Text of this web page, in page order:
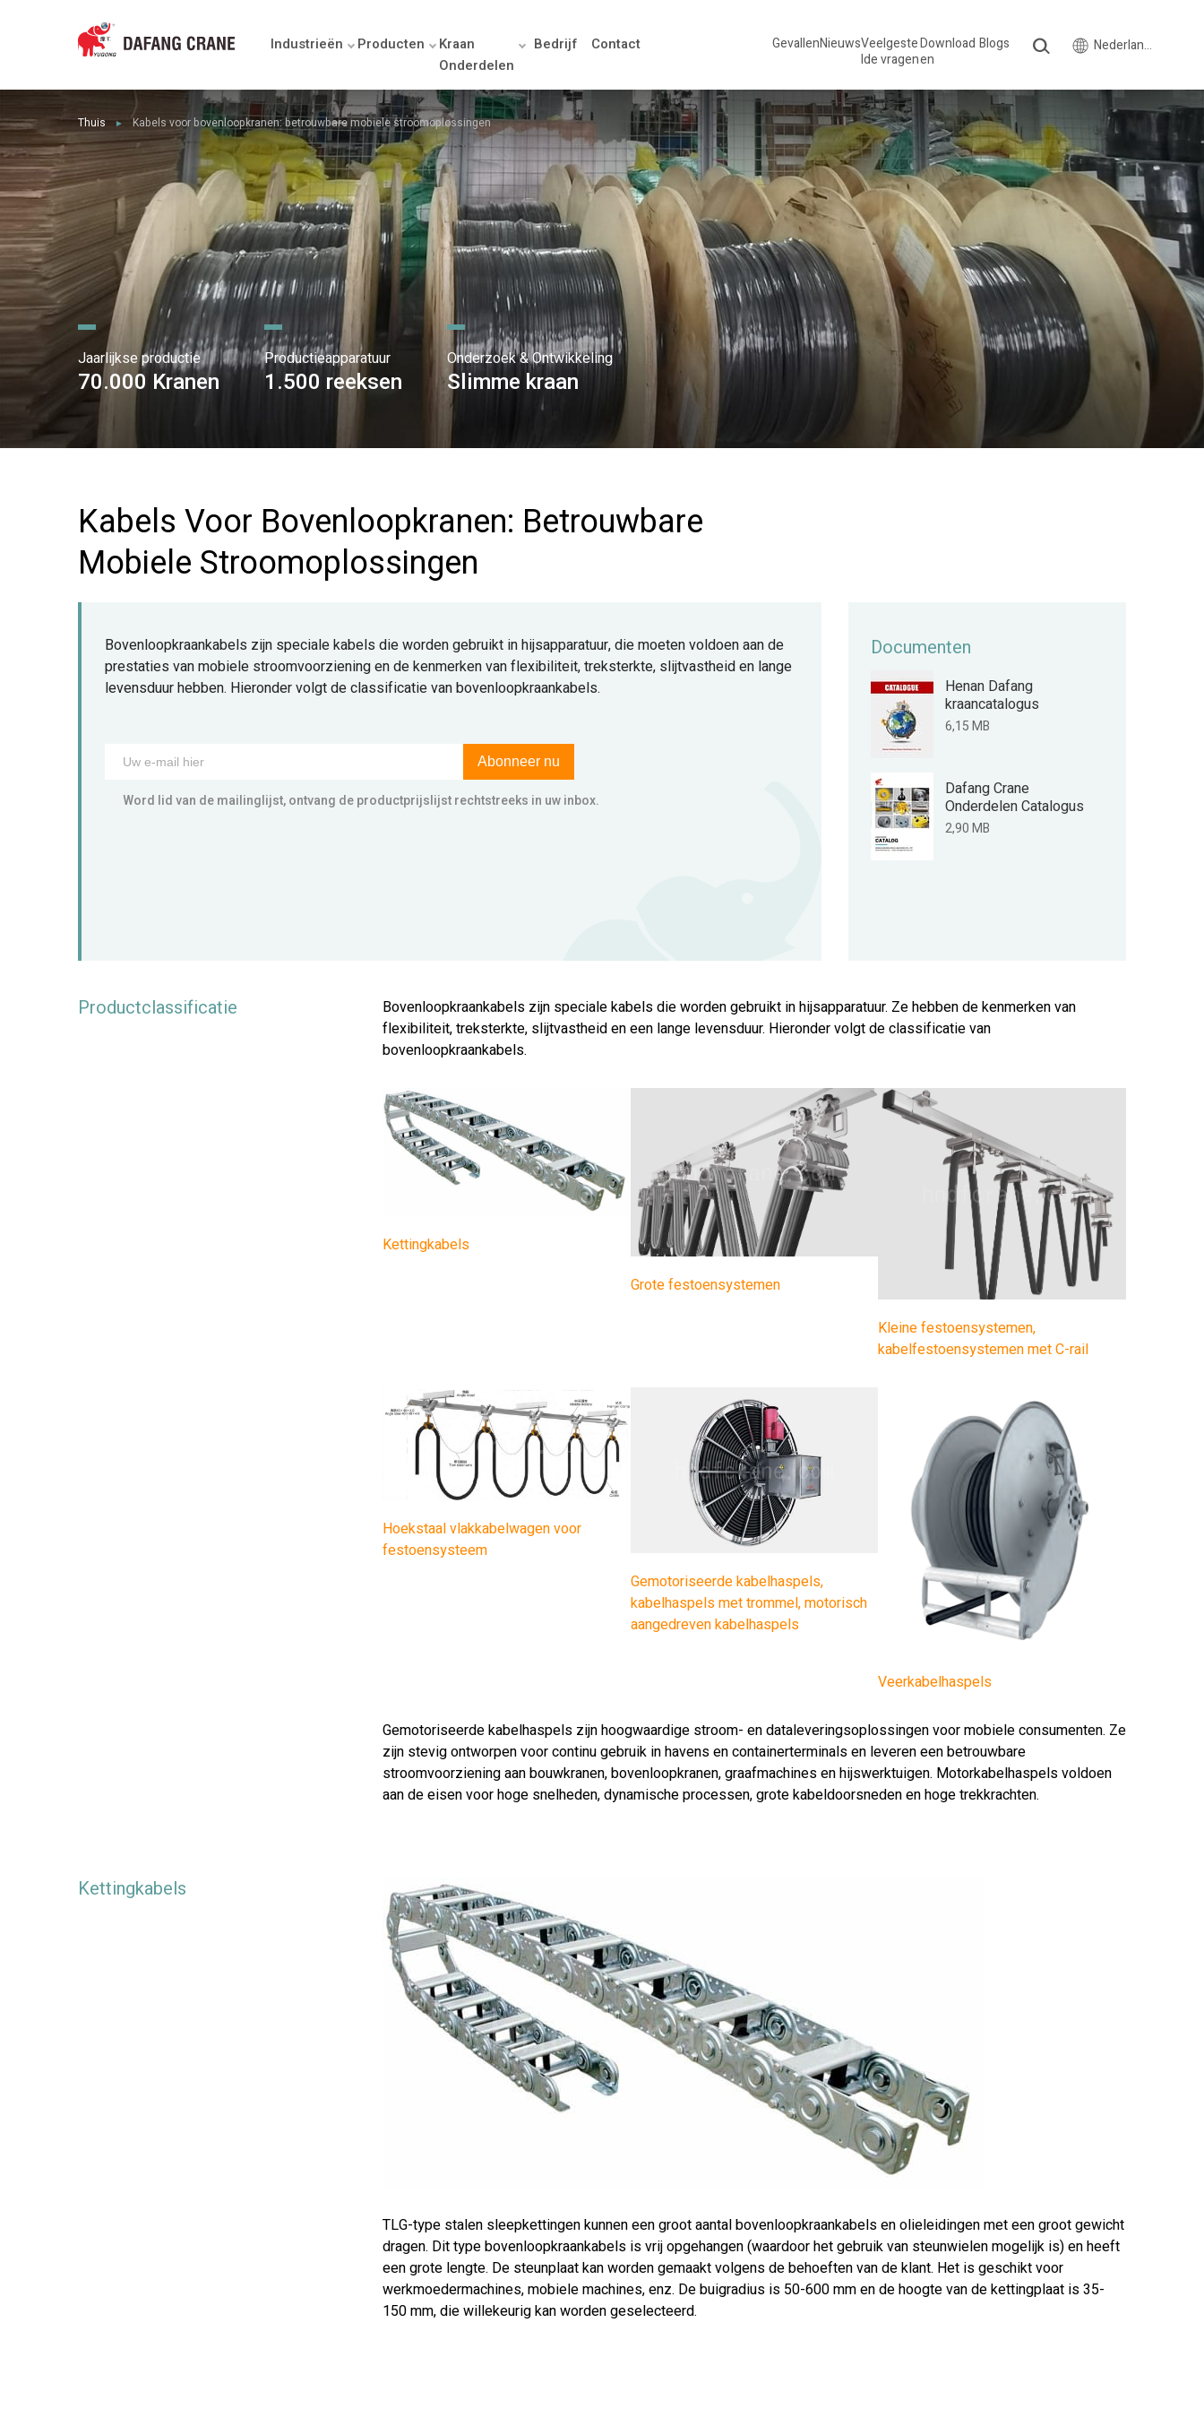
Industrieën Producten
Kraan
Onderdelen
Bedrijf Contact GevallenNieuwsVeelgeste
lde vragen
Download
en
Blogs Nederlands
Thuis ► Kabels voor bovenloopkranen: betrouwbare mobiele stroomoplossingen
Jaarlijkse productie
70.000 Kranen
Productieapparatuur
1.500 reeksen
Onderzoek & Ontwikkeling
Slimme kraan
Kabels Voor Bovenloopkranen: Betrouwbare
Mobiele Stroomoplossingen
Bovenloopkraankabels zijn speciale kabels die worden gebruikt in hijsapparatuur, die moeten voldoen aan de
prestaties van mobiele stroomvoorziening en de kenmerken van flexibiliteit, treksterkte, slijtvastheid en lange
levensduur hebben. Hieronder volgt de classificatie van bovenloopkraankabels.
Abonneer nu
Word lid van de mailinglijst, ontvang de productprijslijst rechtstreeks in uw inbox.
Documenten
Henan Dafang
kraancatalogus
6,15 MB
Dafang Crane
Onderdelen Catalogus
2,90 MB
Productclassificatie
Bovenloopkraankabels zijn speciale kabels die worden gebruikt in hijsapparatuur. Ze hebben de kenmerken van
flexibiliteit, treksterkte, slijtvastheid en een lange levensduur. Hieronder volgt de classificatie van
bovenloopkraankabels.
Kettingkabels
Grote festoensystemen
Kleine festoensystemen,
kabelfestoensystemen met C-rail
Hoekstaal vlakkabelwagen voor
festoensysteem
Gemotoriseerde kabelhaspels,
kabelhaspels met trommel, motorisch
aangedreven kabelhaspels
Veerkabelhaspels
Gemotoriseerde kabelhaspels zijn hoogwaardige stroom- en dataleveringsoplossingen voor mobiele consumenten. Ze
zijn stevig ontworpen voor continu gebruik in havens en containerterminals en leveren een betrouwbare
stroomvoorziening aan bouwkranen, bovenloopkranen, graafmachines en hijswerktuigen. Motorkabelhaspels voldoen
aan de eisen voor hoge snelheden, dynamische processen, grote kabeldoorsneden en hoge trekkrachten.
Kettingkabels
TLG-type stalen sleepkettingen kunnen een groot aantal bovenloopkraankabels en olieleidingen met een groot gewicht
dragen. Dit type bovenloopkraankabels is vrij opgehangen (waardoor het gebruik van steunwielen mogelijk is) en heeft
een grote lengte. De steunplaat kan worden gemaakt volgens de behoeften van de klant. Het is geschikt voor
werkmoedermachines, mobiele machines, enz. De buigradius is 50-600 mm en de hoogte van de kettingplaat is 35-
150 mm, die willekeurig kan worden geselecteerd.